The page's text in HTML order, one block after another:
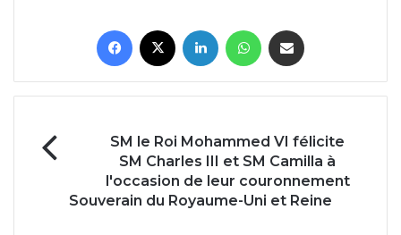
Facebook Linkedin WhatsApp
le
Mohammed
VI
SM le Roi Mohammed VI félicite
SM Charles III et SM Camilla à
l'occasion de leur couronnement
Souverain du Royaume-Uni et Reine